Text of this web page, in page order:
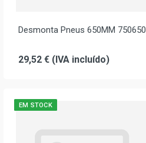
Desmonta Pneus 650MM 750650
29,52 € (IVA incluído)
EM STOCK